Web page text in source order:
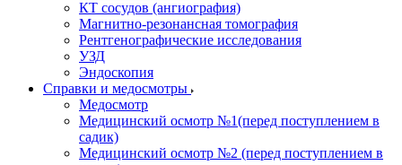
КТ сосудов (ангиография)
Магнитно-резонансная томография
Рентгенографические исследования
УЗД
Эндоскопия
Справки и медосмотры
Медосмотр
Медицинский осмотр №1(перед поступлением в
садик)
Медицинский осмотр №2 (перед поступлением в